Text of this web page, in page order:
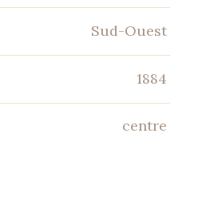
Sud-Ouest
1884
centre